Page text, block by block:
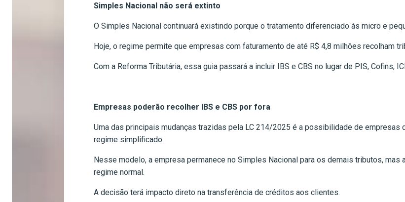
Simples Nacional não será extinto
O Simples Nacional continuará existindo porque o tratamento diferenciado às micro e
Hoje, o regime permite que empresas com faturamento de até R$ 4,8 milhões recolham
Com a Reforma Tributária, essa guia passará a incluir IBS e CBS no lugar de PIS, Cofins,
Empresas poderão recolher IBS e CBS por fora
Uma das principais mudanças trazidas pela LC 214/2025 é a possibilidade de
regime simplificado.
Nesse modelo, a empresa permanece no Simples Nacional para os demais tributos, mas
regime normal.
A decisão terá impacto direto na transferência de créditos aos clientes.